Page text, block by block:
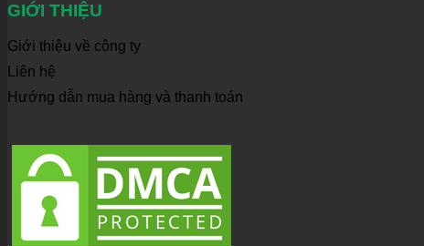
GIỚI THIỆU
Giới thiệu về công ty
Liên hệ
Hướng dẫn mua hàng và thanh toán